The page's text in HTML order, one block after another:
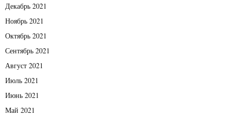
Декабрь 2021
Ноябрь 2021
Октябрь 2021
Сентябрь 2021
Август 2021
Июль 2021
Июнь 2021
Май 2021